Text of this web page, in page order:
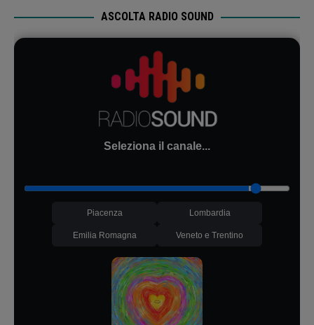
ASCOLTA RADIO SOUND
Seleziona il canale...
Piacenza Lombardia
Emilia Romagna Veneto e Trentino